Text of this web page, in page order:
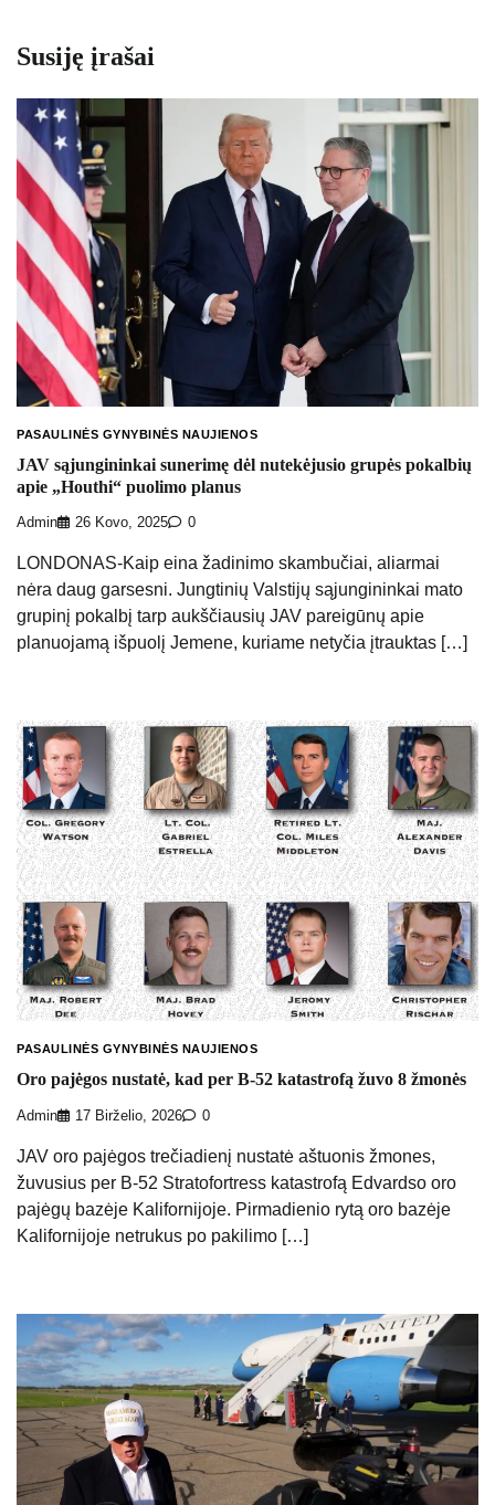
Susiję įrašai
PASAULINĖS GYNYBINĖS NAUJIENOS
JAV sąjungininkai sunerimę dėl nutekėjusio grupės pokalbių
apie „Houthi“ puolimo planus
Admin 26 Kovo, 2025 0
LONDONAS-Kaip eina žadinimo skambučiai, aliarmai
nėra daug garsesni. Jungtinių Valstijų sąjungininkai mato
grupinį pokalbį tarp aukščiausių JAV pareigūnų apie
planuojamą išpuolį Jemene, kuriame netyčia įtrauktas […]
PASAULINĖS GYNYBINĖS NAUJIENOS
Oro pajėgos nustatė, kad per B-52 katastrofą žuvo 8 žmonės
Admin 17 Birželio, 2026 0
JAV oro pajėgos trečiadienį nustatė aštuonis žmones,
žuvusius per B-52 Stratofortress katastrofą Edvardso oro
pajėgų bazėje Kalifornijoje. Pirmadienio rytą oro bazėje
Kalifornijoje netrukus po pakilimo […]